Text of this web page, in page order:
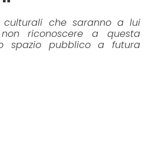
culturali che saranno a lui
riconoscere a questa
spazio pubblico a futura